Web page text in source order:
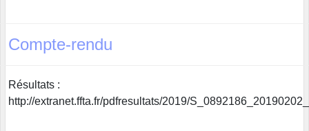
Compte-rendu
Résultats :
http://extranet.ffta.fr/pdfresultats/2019/